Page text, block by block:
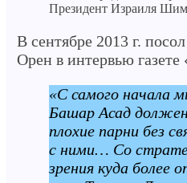
Президент Израиля
В сентябре 2013 г.
Орен в интервью газете
«С самого начала
Башар Асад
плохие парни без
с ними… Со
зрения куда более